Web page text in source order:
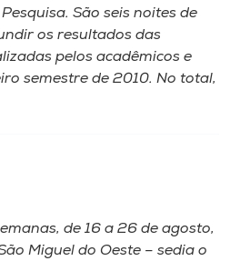
São seis noites de
os resultados das
pelos acadêmicos e
semestre de 2010. No total,
de 16 a 26 de agosto,
Miguel do Oeste – sedia o